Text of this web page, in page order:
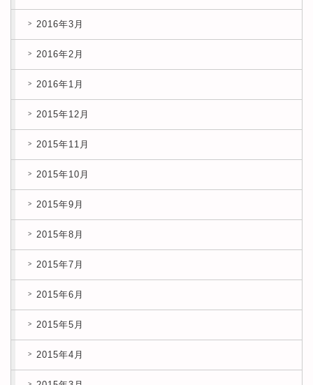
2016年3月
2016年2月
2016年1月
2015年12月
2015年11月
2015年10月
2015年9月
2015年8月
2015年7月
2015年6月
2015年5月
2015年4月